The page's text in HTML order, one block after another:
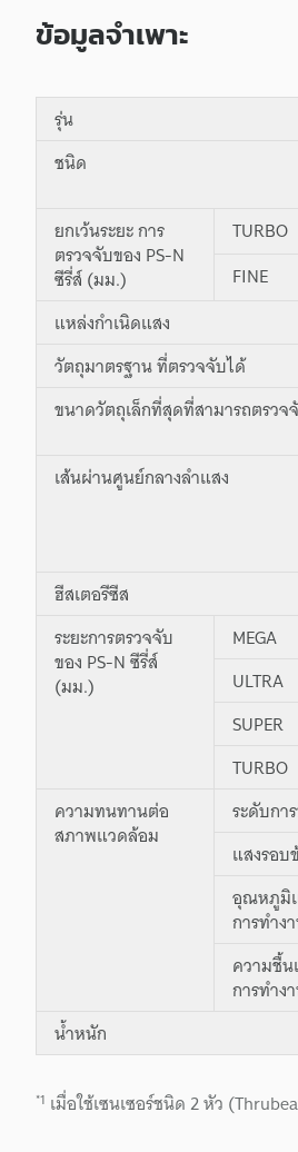
ข้อมูลจำเพาะ
รุ่น
ชนิด
ยกเว้นระยะ การ
ตรวจจับของ PS-N
ซีรี่ส์ (มม.)
TURBO
FINE
แหล่งกำเนิดแสง
วัตถุมาตรฐาน ที่ตรวจจับได้
ขนาดวัตถุเล็กที่สุดที่สามารถตรวจ
เส้นผ่านศูนย์กลางลำแสง
ฮีสเตอรีซีส
ระยะการตรวจจับ
ของ PS-N ซีรี่ส์
(มม.)
MEGA
ULTRA
SUPER
TURBO
ความทนทานต่อ
สภาพแวดล้อม
ระดับกา
แสงรอบ
อุณหภูมิ
การทำง
ความชื้
การทำง
น้ำหนัก
*1 เมื่อใช้เซนเซอร์ชนิด 2 หัว